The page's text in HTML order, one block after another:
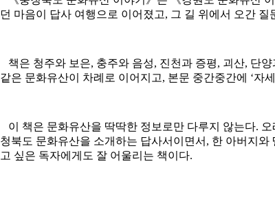
던 마음이 답사 여행으로 이어졌고, 그 길 위에서 오간
책은 청주와 보은, 충주와 음성, 진천과 증평, 괴산, 단
같은 문화유산이 차례로 이어지고, 본문 중간중간에 ‘자
이 책은 문화유산을 딱딱한 정보로만 다루지 않는다.
청북도 문화유산을 소개하는 답사서이면서, 한 아버지
고 싶은 독자에게도 잘 어울리는 책이다.